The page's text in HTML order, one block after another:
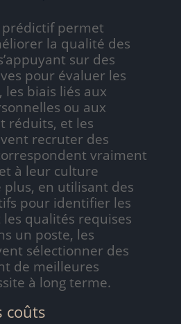
permet
la qualité des
sur des
pour évaluer les
les biais liés aux
ou aux
réduits, et les
recruter des
vraiment
à leur culture
plus, en utilisant des
pour identifier les
qualités requises
un poste, les
sélectionner des
de meilleures
à long terme.
coûts